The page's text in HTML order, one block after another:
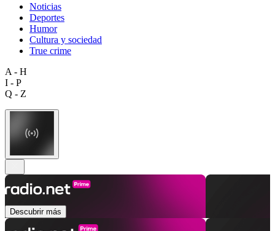
Noticias
Deportes
Humor
Cultura y sociedad
True crime
A - H
I - P
Q - Z
Descubrir más